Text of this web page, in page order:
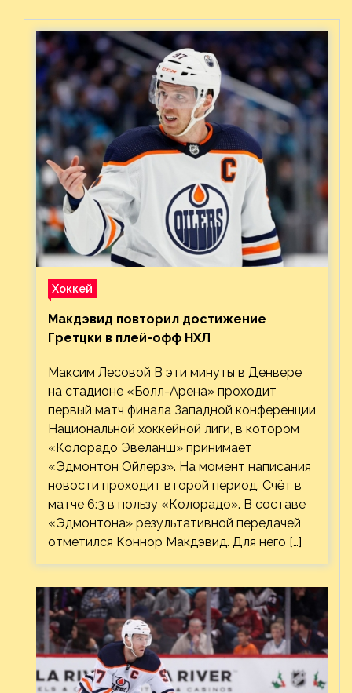
Хоккей
Макдэвид повторил достижение
Гретцки в плей-офф НХЛ
Максим Лесовой В эти минуты в Денвере
на стадионе «Болл-Арена» проходит
первый матч финала Западной конференции
Национальной хоккейной лиги, в котором
«Колорадо Эвеланш» принимает
«Эдмонтон Ойлерз». На момент написания
новости проходит второй период. Счёт в
матче 6:3 в пользу «Колорадо». В составе
«Эдмонтона» результативной передачей
отметился Коннор Макдэвид. Для него […]